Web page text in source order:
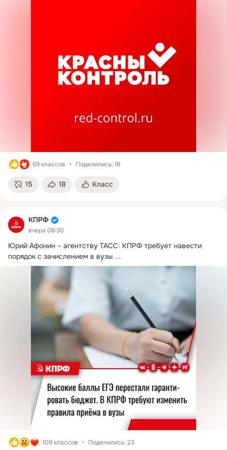
69 классов Поделились: 18
15 18 Класс
КПРФ
вчера 08:30
Юрий Афонин – агентству ТАСС: КПРФ требует навести
порядок с зачислением в вузы ...
109 классов Поделились: 23